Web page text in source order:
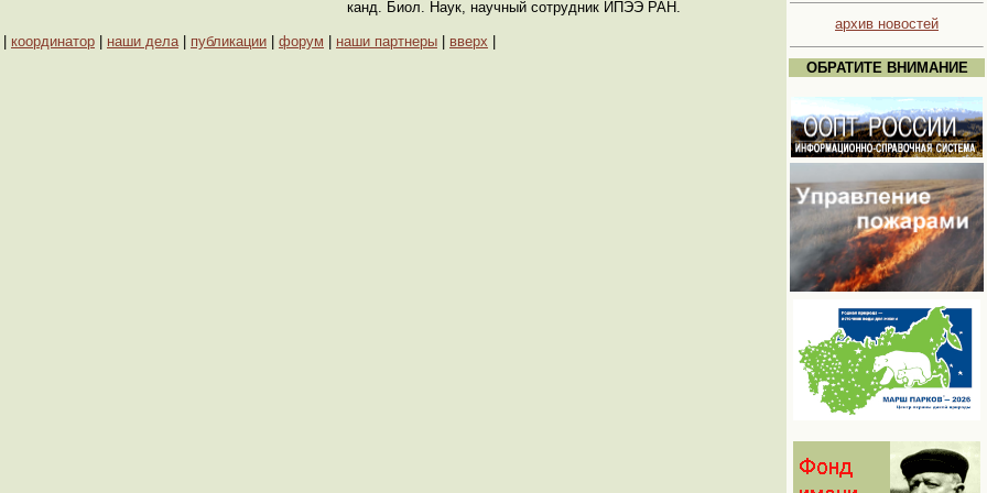
канд. Биол. Наук, научный сотрудник ИПЭЭ РАН.
координатор наши дела| публикации форум наши партнеры вверх
архив новостей
ОБРАТИТЕ ВНИМАНИЕ